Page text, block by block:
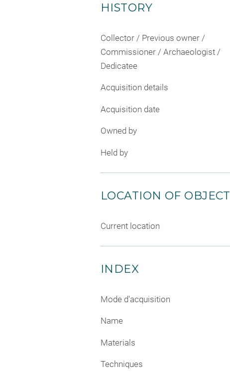
HISTORY
Collector / Previous owner /
Commissioner / Archaeologist /
Dedicatee
Acquisition details
Acquisition date
Owned by
Held by
LOCATION OF OBJECT
Current location
INDEX
Mode d'acquisition
Name
Materials
Techniques